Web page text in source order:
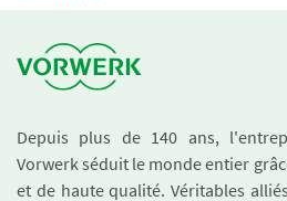
Depuis plus de 140 ans,
Vorwerk séduit le monde entier
et de haute qualité. Véritables